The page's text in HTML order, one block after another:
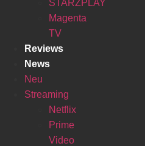
STARZPLAY
Magenta
TV
Reviews
News
Neu
Streaming
Netflix
Prime
Video